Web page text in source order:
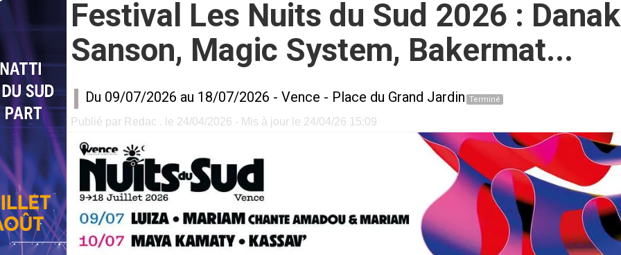
Festival Les Nuits du Sud 2026 :
Sanson, Magic System, Bakermat...
Du 09/07/2026 au 18/07/2026 - Vence - Place du Grand Jardin Terminé
Publié par Redac . le 24/04/2026 - Mis à jour le 24/04/26 15:09